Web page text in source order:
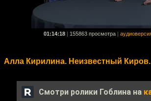
01:14:18 155863 просмотра
Алла Кирилина. Неизвестный Киров.
Смотри ролики Гоблина на